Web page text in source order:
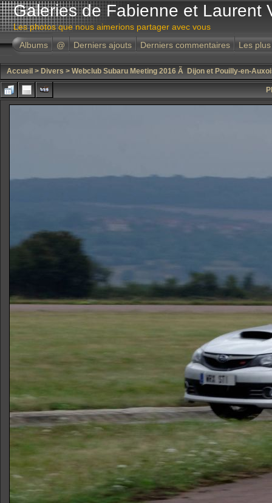
Galeries de Fabienne et Laurent
Les photos que nous aimerions partager avec vous
Albums
@ Derniers ajouts Derniers commentaires Les
Accueil > Divers > Webclub Subaru Meeting 2016 Ã Dijon et Pouilly-en-